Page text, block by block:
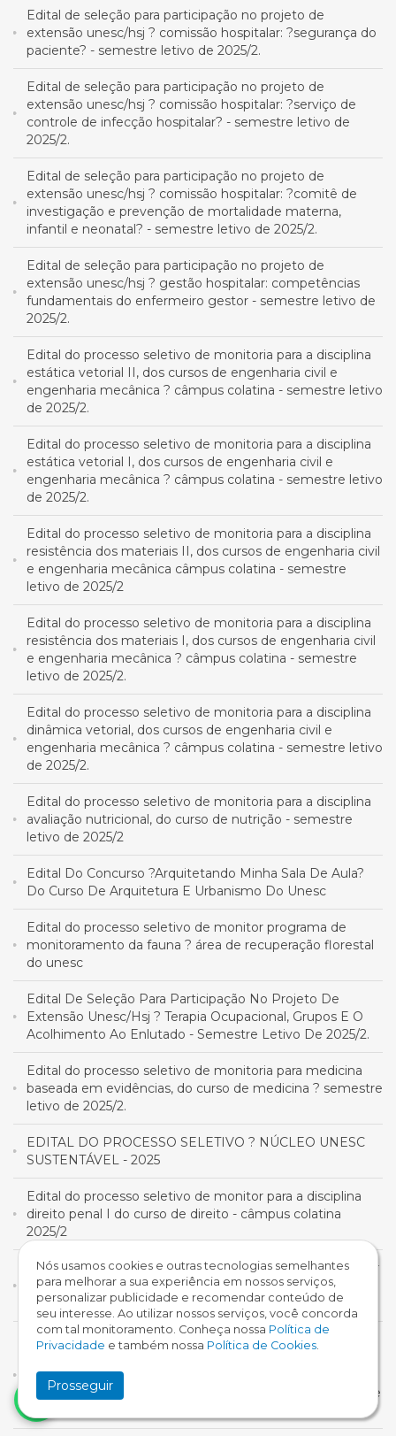
Edital de seleção para participação no projeto de
extensão unesc/hsj ? comissão hospitalar: ?segurança do
paciente? - semestre letivo de 2025/2.
Edital de seleção para participação no projeto de
extensão unesc/hsj ? comissão hospitalar: ?serviço de
controle de infecção hospitalar? - semestre letivo de
2025/2.
Edital de seleção para participação no projeto de
extensão unesc/hsj ? comissão hospitalar: ?comitê de
investigação e prevenção de mortalidade materna,
infantil e neonatal? - semestre letivo de 2025/2.
Edital de seleção para participação no projeto de
extensão unesc/hsj ? gestão hospitalar: competências
fundamentais do enfermeiro gestor - semestre letivo de
2025/2.
Edital do processo seletivo de monitoria para a disciplina
estática vetorial II, dos cursos de engenharia civil e
engenharia mecânica ? câmpus colatina - semestre letivo
de 2025/2.
Edital do processo seletivo de monitoria para a disciplina
estática vetorial I, dos cursos de engenharia civil e
engenharia mecânica ? câmpus colatina - semestre letivo
de 2025/2.
Edital do processo seletivo de monitoria para a disciplina
resistência dos materiais II, dos cursos de engenharia civil
e engenharia mecânica câmpus colatina - semestre
letivo de 2025/2
Edital do processo seletivo de monitoria para a disciplina
resistência dos materiais I, dos cursos de engenharia civil
e engenharia mecânica ? câmpus colatina - semestre
letivo de 2025/2.
Edital do processo seletivo de monitoria para a disciplina
dinâmica vetorial, dos cursos de engenharia civil e
engenharia mecânica ? câmpus colatina - semestre letivo
de 2025/2.
Edital do processo seletivo de monitoria para a disciplina
avaliação nutricional, do curso de nutrição - semestre
letivo de 2025/2
Edital Do Concurso ?Arquitetando Minha Sala De Aula?
Do Curso De Arquitetura E Urbanismo Do Unesc
Edital do processo seletivo de monitor programa de
monitoramento da fauna ? área de recuperação florestal
do unesc
Edital De Seleção Para Participação No Projeto De
Extensão Unesc/Hsj ? Terapia Ocupacional, Grupos E O
Acolhimento Ao Enlutado - Semestre Letivo De 2025/2.
Edital do processo seletivo de monitoria para medicina
baseada em evidências, do curso de medicina ? semestre
letivo de 2025/2.
EDITAL DO PROCESSO SELETIVO ? NÚCLEO UNESC
SUSTENTÁVEL - 2025
Edital do processo seletivo de monitor para a disciplina
direito penal I do curso de direito - câmpus colatina
2025/2
Edital Do Processo De Seleção De Monitoria Para Auxiliar
Nas Atividades Executadas Pelo Núcleo De Relações
Institucionais E Internacionais (Niu) Do Unesc Em 2025/2
Errata do resultado final do processo seletivo de
embriologia dos cursos ead de biomedicina,
fonoaudiologia e terapia ocupacional ? semestre letivo de
Nós usamos cookies e outras tecnologias semelhantes
para melhorar a sua experiência em nossos serviços,
personalizar publicidade e recomendar conteúdo de
seu interesse. Ao utilizar nossos serviços, você concorda
com tal monitoramento. Conheça nossa Política de
Privacidade e também nossa Política de Cookies.
Prosseguir